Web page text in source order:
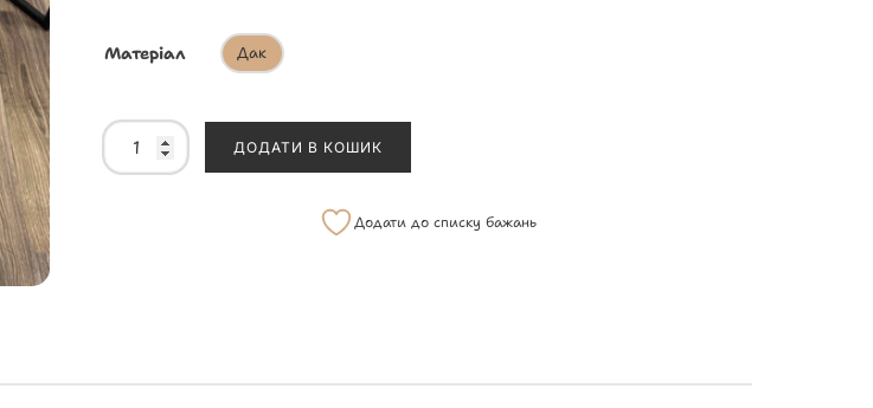
Матеріал Дак
ДОДАТИ В КОШИК
Додати до списку бажань